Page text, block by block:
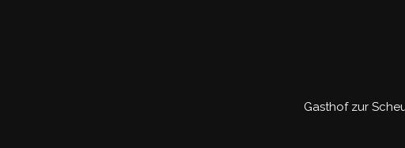
Gasthof zur